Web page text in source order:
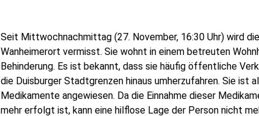
Seit Mittwochnachmittag (27. November, 16:30 Uhr) wird
Wanheimerort vermisst. Sie wohnt in einem betreuten
Behinderung. Es ist bekannt, dass sie häufig öffentliche
die Duisburger Stadtgrenzen hinaus umherzufahren. Sie ist
Medikamente angewiesen. Da die Einnahme dieser
mehr erfolgt ist, kann eine hilflose Lage der Person nicht